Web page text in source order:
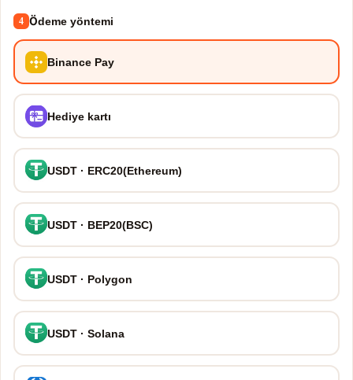
4 Ödeme yöntemi
Binance Pay
Hediye kartı
USDT · ERC20(Ethereum)
USDT · BEP20(BSC)
USDT · Polygon
USDT · Solana